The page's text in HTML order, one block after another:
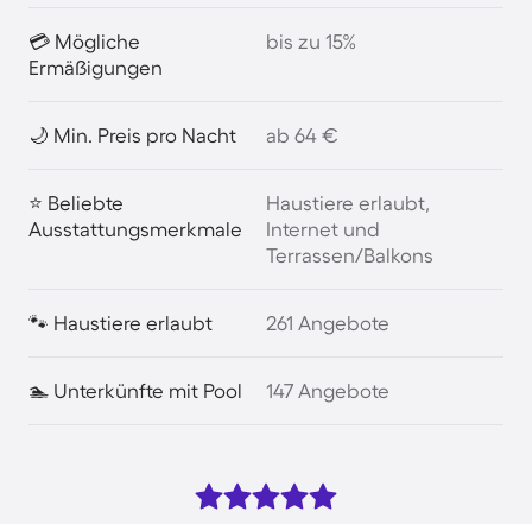
💳 Mögliche
Ermäßigungen
bis zu 15%
🌙 Min. Preis pro Nacht ab 64 €
⭐ Beliebte
Ausstattungsmerkmale
Haustiere erlaubt,
Internet und
Terrassen/Balkons
🐾 Haustiere erlaubt 261 Angebote
🏊 Unterkünfte mit Pool 147 Angebote